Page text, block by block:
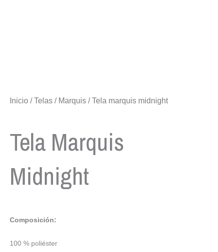
Inicio /Telas / Marquis / Tela marquis midnight
Tela Marquis
Midnight
Composición:
100 % poliéster